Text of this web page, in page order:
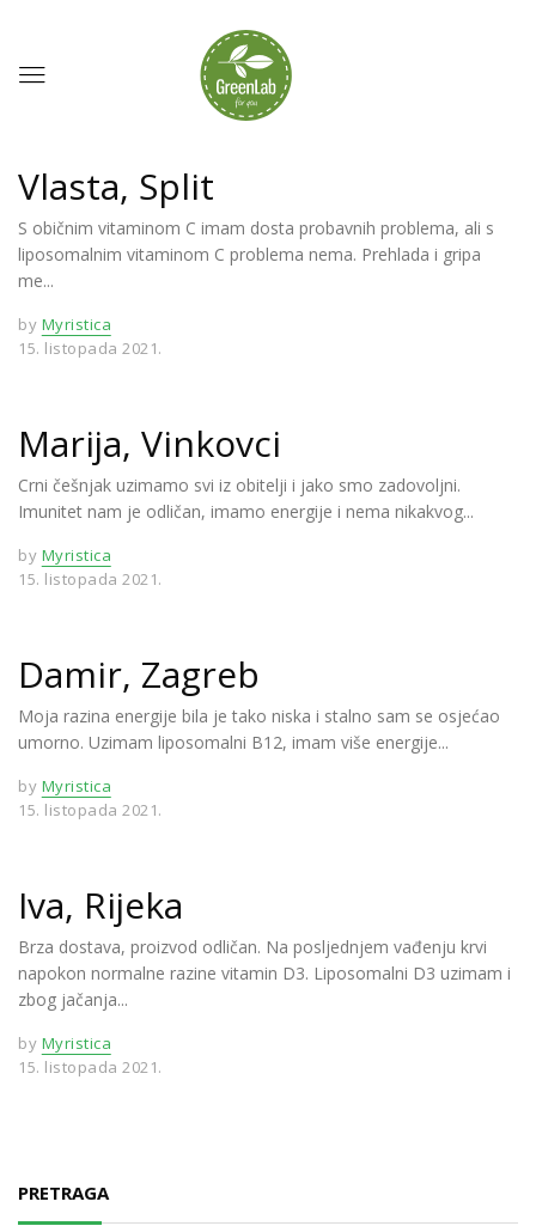
PRETRAGA
Vlasta, Split
S običnim vitaminom C imam dosta probavnih problema, ali s
liposomalnim vitaminom C problema nema. Prehlada i gripa
me...
by Myristica
15. listopada 2021.
Marija, Vinkovci
Crni češnjak uzimamo svi iz obitelji i jako smo zadovoljni.
Imunitet nam je odličan, imamo energije i nema nikakvog...
by Myristica
15. listopada 2021.
Damir, Zagreb
Moja razina energije bila je tako niska i stalno sam se osjećao
umorno. Uzimam liposomalni B12, imam više energije...
by Myristica
15. listopada 2021.
Iva, Rijeka
Brza dostava, proizvod odličan. Na posljednjem vađenju krvi
napokon normalne razine vitamin D3. Liposomalni D3 uzimam i
zbog jačanja...
by Myristica
15. listopada 2021.